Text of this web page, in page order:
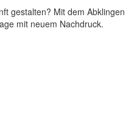
gestalten? Mit dem Abklingen
mit neuem Nachdruck.